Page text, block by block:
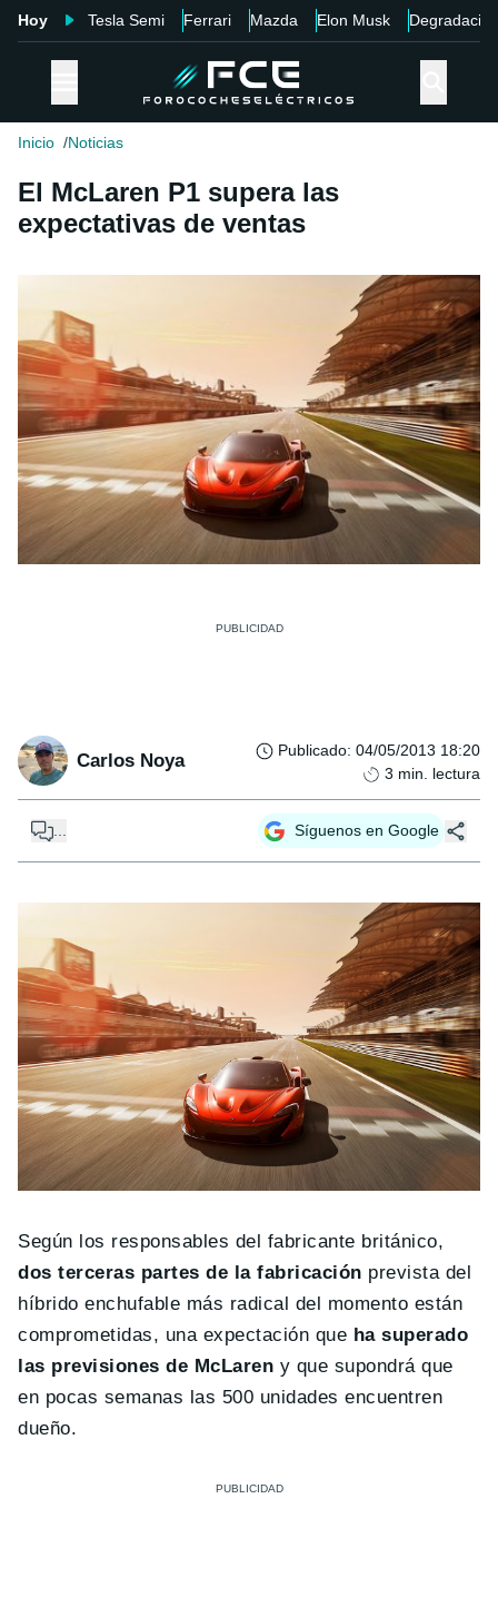
Hoy Tesla Semi Ferrari Mazda Elon Musk Degradación
Inicio Noticias
El McLaren P1 supera las
expectativas de ventas
Carlos Noya Publicado: 04/05/2013 18:20
3 min. lectura
Síguenos en Google
Según los responsables del fabricante británico,
dos terceras partes de la fabricación prevista del
híbrido enchufable más radical del momento están
comprometidas, una expectación que ha superado
las previsiones de McLaren y que supondrá que
en pocas semanas las 500 unidades encuentren
dueño.